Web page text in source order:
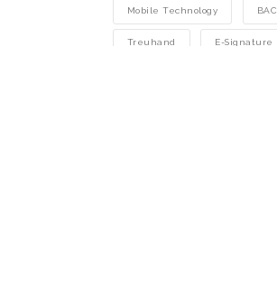
Mobile Technology
Treuhand E-Signature